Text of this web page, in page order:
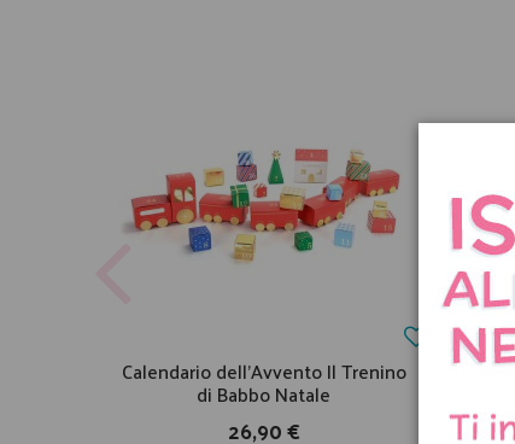
Calendario dell'Avvento Il Trenino
di Babbo Natale
26,90 €